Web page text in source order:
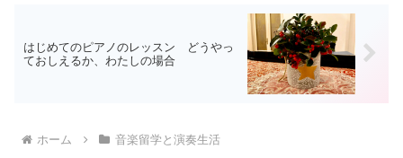
はじめてのピアノのレッスン どうやっ
ておしえるか、わたしの場合
ホーム 音楽留学と演奏生活